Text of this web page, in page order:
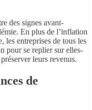
des signes avant-
En plus de l’inflation
les entreprises de tous les
pour se replier sur elles-
leurs revenus.
de